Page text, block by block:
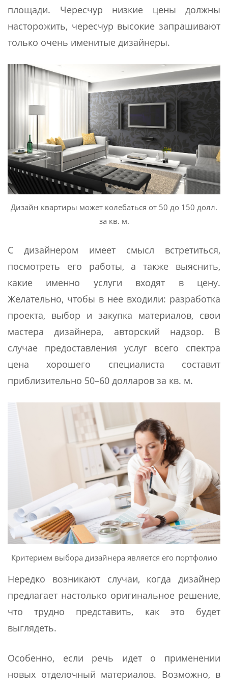
площади. Чересчур низкие цены должны
насторожить, чересчур высокие запрашивают
только очень именитые дизайнеры.
Дизайн квартиры может колебаться от 50 до 150 долл.
за кв. м.
С дизайнером имеет смысл встретиться,
посмотреть его работы, а также выяснить,
какие именно услуги входят в цену.
Желательно, чтобы в нее входили: разработка
проекта, выбор и закупка материалов, свои
мастера дизайнера, авторский надзор. В
случае предоставления услуг всего спектра
цена хорошего специалиста составит
приблизительно 50–60 долларов за кв. м.
Критерием выбора дизайнера является его портфолио
Нередко возникают случаи, когда дизайнер
предлагает настолько оригинальное решение,
что трудно представить, как это будет
выглядеть.
Особенно, если речь идет о применении
новых отделочный материалов. Возможно, в